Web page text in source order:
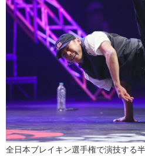
全日本ブレイキン選手権で演技する